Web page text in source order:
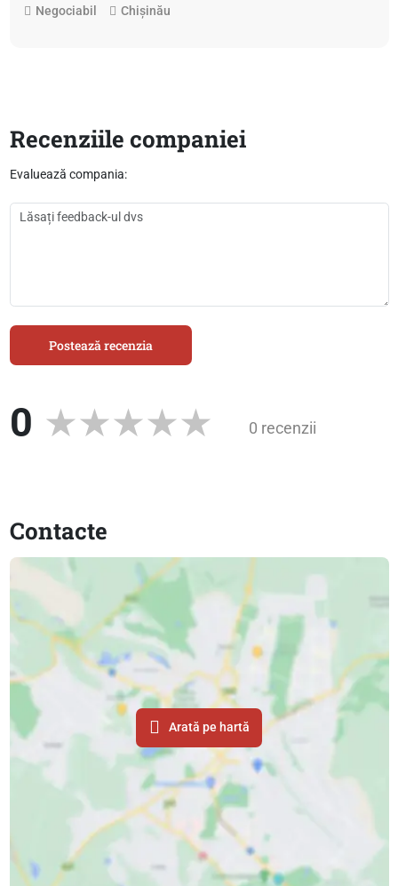
Negociabil Chișinău
Recenziile companiei
Evaluează compania:
Postează recenzia
0 0 recenzii
Contacte
Arată pe hartă